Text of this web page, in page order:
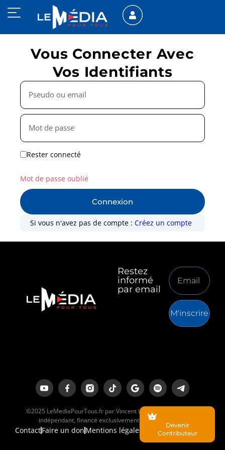
Vous Connecter Avec
Vos Identifiants
Rester connecté
Connexion
Mot de passe oublié
Si vous n'avez pas de compte :Créez un compte
Restez
informé
par email
M'inscrire
©2025 LeMediaPourTous.fr par Vincent Lapierre est un média
indépendant, financé exclusivement par ses lecteurs.
ContactFaire un don Mentions légales
Devenir
Contributeur